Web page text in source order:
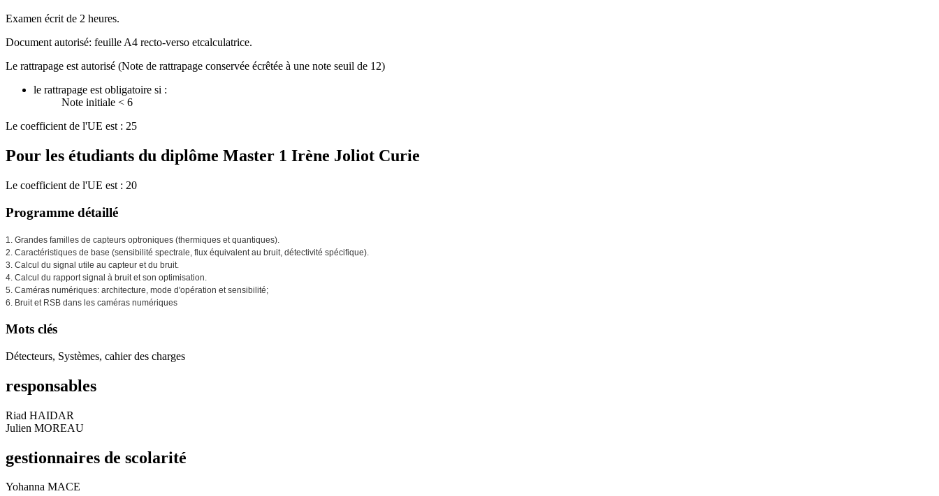
Examen écrit de 2 heures.
Document autorisé: feuille A4 recto-verso etcalculatrice.
Le rattrapage est autorisé (Note de rattrapage conservée écrêtée à une note seuil de 12)
le rattrapage est obligatoire si :
Note initiale < 6
Le coefficient de l'UE est : 25
Pour les étudiants du diplôme Master 1 Irène Joliot Curie
Le coefficient de l'UE est : 20
Programme détaillé
1. Grandes familles de capteurs optroniques (thermiques et quantiques).
2. Caractéristiques de base (sensibilité spectrale, flux équivalent au bruit, détectivité spécifique).
3. Calcul du signal utile au capteur et du bruit.
4. Calcul du rapport signal à bruit et son optimisation.
5. Caméras numériques: architecture, mode d'opération et sensibilité;
6. Bruit et RSB dans les caméras numériques
Mots clés
Détecteurs, Systèmes, cahier des charges
responsables
Riad HAIDAR
Julien MOREAU
gestionnaires de scolarité
Yohanna MACE